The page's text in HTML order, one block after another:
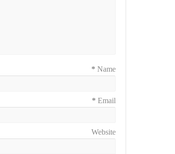
Name
*
Email
*
Website